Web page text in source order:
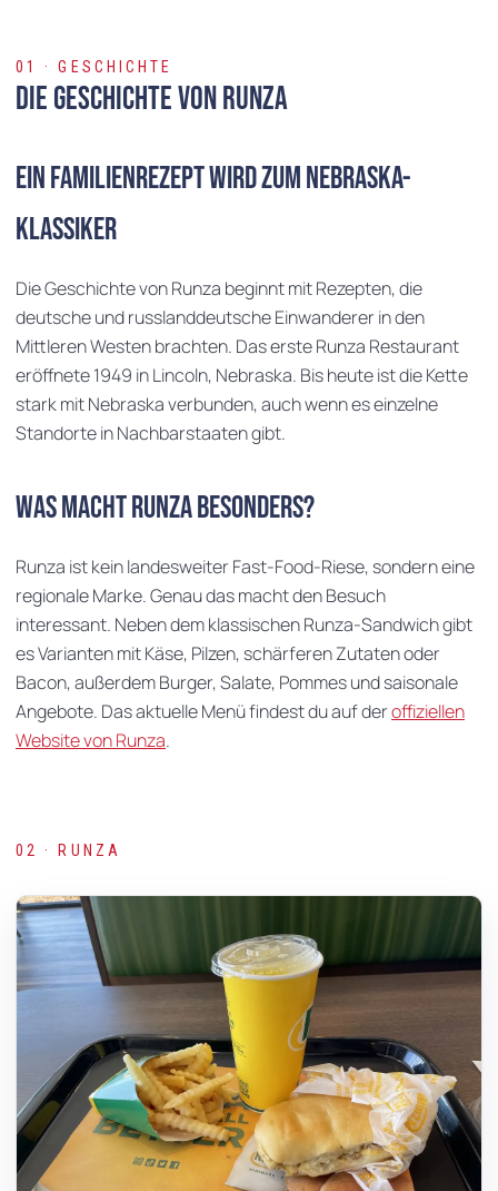
01 · GESCHICHTE
Die Geschichte von Runza
Ein Familienrezept wird zum Nebraska-
Klassiker
Die Geschichte von Runza beginnt mit Rezepten, die
deutsche und russlanddeutsche Einwanderer in den
Mittleren Westen brachten. Das erste Runza Restaurant
eröffnete 1949 in Lincoln, Nebraska. Bis heute ist die Kette
stark mit Nebraska verbunden, auch wenn es einzelne
Standorte in Nachbarstaaten gibt.
Was macht Runza besonders?
Runza ist kein landesweiter Fast-Food-Riese, sondern eine
regionale Marke. Genau das macht den Besuch
interessant. Neben dem klassischen Runza-Sandwich gibt
es Varianten mit Käse, Pilzen, schärferen Zutaten oder
Bacon, außerdem Burger, Salate, Pommes und saisonale
Angebote. Das aktuelle Menü findest du auf deroffiziellen
Website von Runza.
02 · RUNZA